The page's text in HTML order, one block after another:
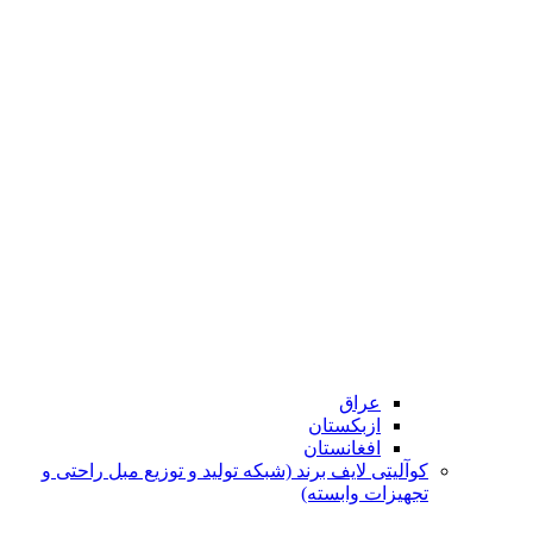
عراق
ازبکستان
افغانستان
کوآلیتی لایف برند (شبکه تولید و توزیع مبل راحتی و
تجهیزات وابسته)